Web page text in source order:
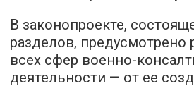
В законопроекте,
разделов, предусмотрено
всех сфер военно-
деятельности — от ее